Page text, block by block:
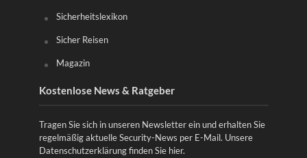
Sicherheitslexikon
Sicher Reisen
Magazin
Kostenlose News & Ratgeber
Tragen Sie sich in unseren Newsletter ein und erhalten Sie
regelmäßig aktuelle Security-News per E-Mail. Unsere
Datenschutzerklärung finden Sie hier.